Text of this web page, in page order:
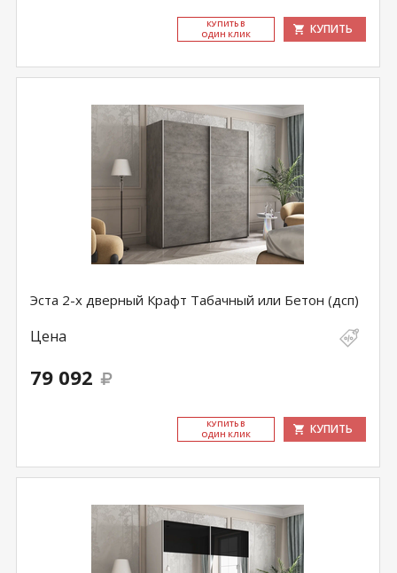
КУ­ПИТЬ В
ОДИН КЛИК
КУПИТЬ
Эста 2-х дверный Крафт Табачный или Бетон (дсп)
Цена
79 092
КУ­ПИТЬ В
ОДИН КЛИК
КУПИТЬ